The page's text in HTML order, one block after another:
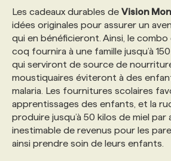
Les cadeaux durables de Vision
idées originales pour assurer un
qui en bénéficieront. Ainsi, le
coq fournira à une famille jusqu’à
qui serviront de source de
moustiquaires éviteront à des
malaria. Les fournitures scolaires
apprentissages des enfants, et la
produire jusqu’à 50 kilos de miel par
inestimable de revenus pour les
ainsi prendre soin de leurs enfants.